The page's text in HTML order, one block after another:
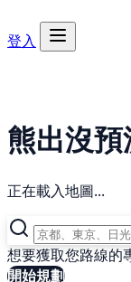
登入
熊出沒預
正在載入地圖...
想要獲取您路線的
開始規劃